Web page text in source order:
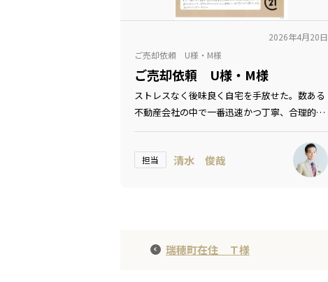
2026年4月20日
ご売却依頼 U様・M様
ご売却依頼 U様・M様
ストレスなく後味良く自宅を手放せた。数ある
不動産会社の中で一番迅速かつ丁寧、合理的な
やり取りができて大変満足です！
担当 清水 俊哉
瑞穂町在住 Ｔ様